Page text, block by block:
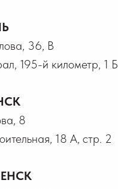
36, В
195-й километр, 1 Б
8
18 А, стр. 2